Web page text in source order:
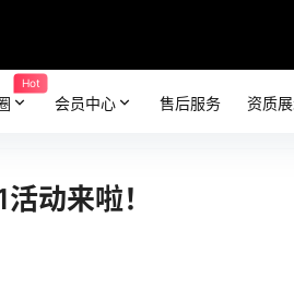
Hot
会员中心 售后服务 资质
动来啦！